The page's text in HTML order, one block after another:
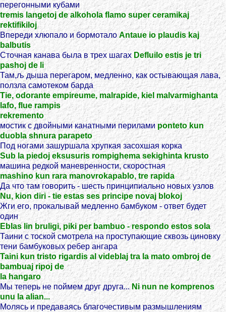
перегонными кубами
tremis langetoj de alkohola flamo super ceramikaj
rektifikiloj
Впереди хлюпало и бормоталоAntaue io plaudis kaj
balbutis
Сточная канава была в трех шагах Defluilo estis je tri
pashoj de li
Там,љ дыша перегаром, медленно, как остывающая лава,
ползла самотеком барда
Tie, odorante empireume, malrapide, kiel malvarmighanta
lafo, flue rampis
rekremento
мостик с двойными канатными перилами ponteto kun
duobla shnura parapeto
Под ногами зашуршала хрупкая засохшая корка
Sub la piedoj eksusuris rompighema sekighinta krusto
машина редкой маневренности, скоростная
mashino kun rara manovrokapablo, tre rapida
Да что там говорить - шесть принципиально новых узлов
Nu, kion diri - tie estas ses principe novaj blokoj
Жги его, прокалывай медленно бамбуком - ответ будет
один
Eblas lin bruligi, piki per bambuo - respondo estos sola
Таини с тоской смотрела на проступающие сквозь циновку
тени бамбуковых ребер ангара
Taini kun tristo rigardis al videblaj tra la mato ombroj de
bambuaj ripoj de
la hangaro
Мы теперь не поймем друг друга...Ni nun ne komprenos
unu la alian...
Молясь и предаваясь благочестивым размышлениям